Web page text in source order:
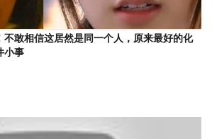
不敢相信这居然是同一个人，原来最好的化
小事